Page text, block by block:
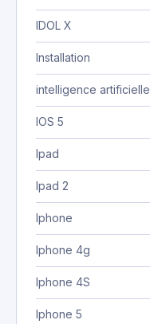
IDOL X
Installation
intelligence artificielle
IOS 5
Ipad
Ipad 2
Iphone
Iphone 4g
Iphone 4S
Iphone 5